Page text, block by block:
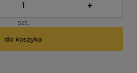
+
szt.
do koszyka